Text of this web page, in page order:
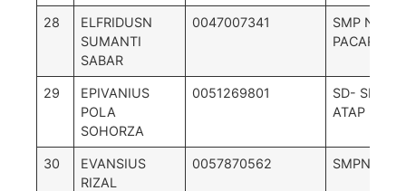
28
ELFRIDUSN
SUMANTI
SABAR
0047007341
SMP
PACAR
29
EPIVANIUS
POLA
SOHORZA
0051269801
SD- SMPN
ATAP
30
EVANSIUS
RIZAL
0057870562 SMPN 6